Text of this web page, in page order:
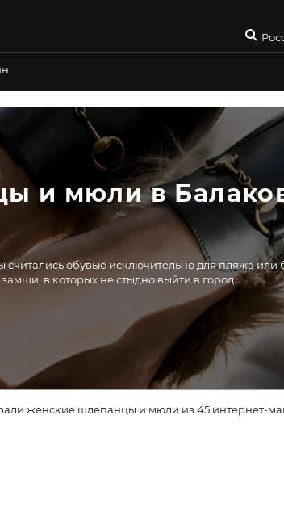
и мюли в
обувью исключительно для пляжа или
в которых не стыдно выйти в город.
женские шлепанцы и мюли из 45 интернет-